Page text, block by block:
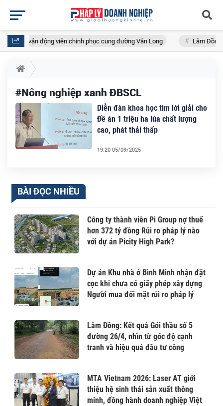
đưa vận động viên chinh phục cung đường Vân Long Lâm Đồng:
#Nông nghiệp xanh ĐBSCL
Diễn đàn khoa học tìm lời giải cho
Đề án 1 triệu ha lúa chất lượng
cao, phát thải thấp
19:20 05/09/2025
BÀI ĐỌC NHIỀU
Công ty thành viên Pi Group nợ thuế
hơn 372 tỷ đồng Rủi ro pháp lý nào
với dự án Picity High Park?
Dự án Khu nhà ở Bình Minh nhận đặt
cọc khi chưa có giấy phép xây dựng
Người mua đối mặt rủi ro pháp lý
Lâm Đồng: Kết quả Gói thầu số 5
đường 26/4, nhìn từ góc độ cạnh
tranh và hiệu quả đầu tư công
MTA Vietnam 2026: Laser AT giới
thiệu hệ sinh thái sản xuất thông
minh, đồng hành doanh nghiệp Việt